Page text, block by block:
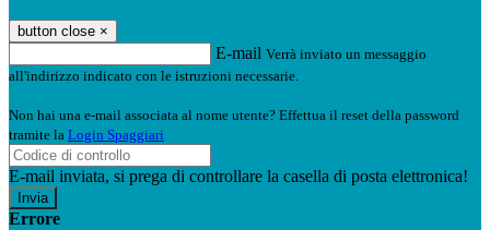
button close ×
E-mail Verrà inviato un messaggio
all'indirizzo indicato con le istruzioni necessarie.
Non hai una e-mail associata al nome utente? Effettua il reset della password
tramite la Login Spaggiari
E-mail inviata, si prega di controllare la casella di posta elettronica!
Errore